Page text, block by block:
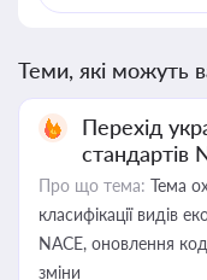
Теми, які можуть
Перехід
стандартів
Про що тема: Тема
класифікації видів
NACE, оновлення
зміни